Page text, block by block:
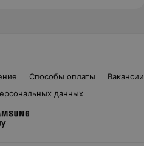
Способы оплаты Вакансии
данных